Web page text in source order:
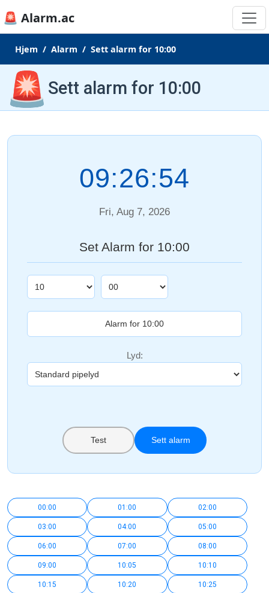
🚨 Alarm.ac
Hjem Alarm Sett alarm for 10:00
🚨 Sett alarm for 10:00
09:26:54
Fri, Aug 7, 2026
Set Alarm for 10:00
Lyd:
Test Sett alarm
00:00 01:00 02:00
03:00 04:00 05:00
06:00 07:00 08:00
09:00 10:05 10:10
10:15 10:20 10:25